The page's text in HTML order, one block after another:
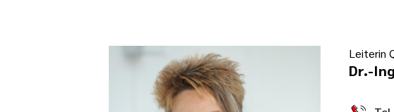
Leiterin
Dr.-